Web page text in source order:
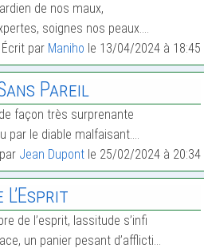
de nos maux,
soignes nos peaux.…
Écrit par Maniho le 13/04/2024 à 18:45
Pareil
façon très surprenante
par le diable malfaisant.…
Jean Dupont le 25/02/2024 à 20:34
L’Esprit
de l’esprit, lassitude s’infi
un panier pesant d’afflicti…